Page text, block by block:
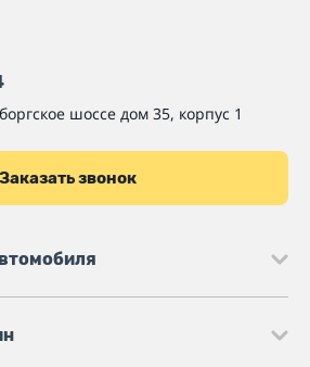
шоссе дом 35, корпус 1
Заказать звонок